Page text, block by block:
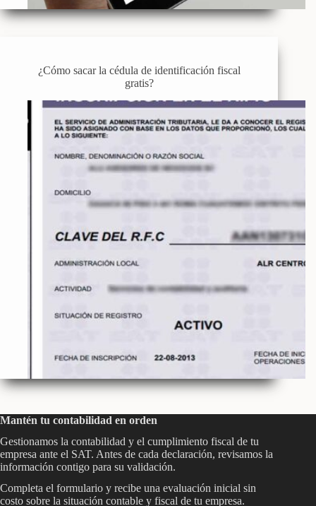
¿Cómo sacar la cédula de identificación fiscal
gratis?
Mantén tu contabilidad en orden
Gestionamos la contabilidad y el cumplimiento fiscal de tu
empresa ante el SAT. Antes de cada declaración, revisamos la
información contigo para su validación.
Completa el formulario y recibe una evaluación inicial sin
costo sobre la situación contable y fiscal de tu empresa.